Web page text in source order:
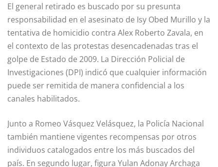
El general retirado es buscado por su presunta
responsabilidad en el asesinato de Isy Obed Murillo y la
tentativa de homicidio contra Alex Roberto Zavala, en
el contexto de las protestas desencadenadas tras el
golpe de Estado de 2009. La Dirección Policial de
Investigaciones (DPI) indicó que cualquier información
puede ser remitida de manera confidencial a los
canales habilitados.
Junto a Romeo Vásquez Velásquez, la Policía Nacional
también mantiene vigentes recompensas por otros
individuos catalogados entre los más buscados del
país. En segundo lugar, figura Yulan Adonay Archaga